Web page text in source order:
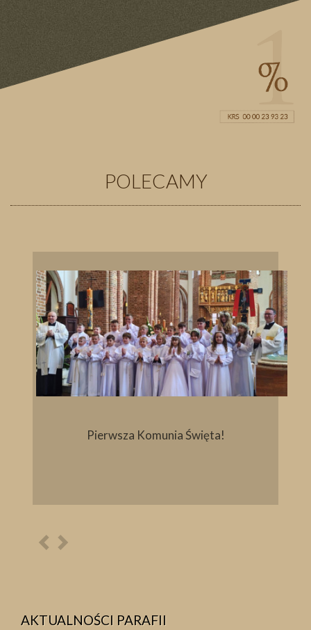
POLECAMY
Poprzednia
Pierwsza Komunia Święta!
AKTUALNOŚCI PARAFII